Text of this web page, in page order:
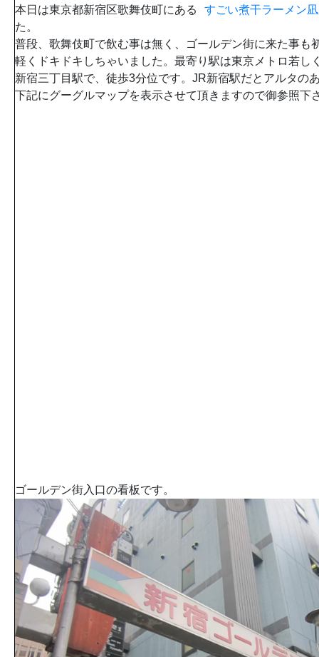
本日は東京都新宿区歌舞伎町にある
すごい煮干ラーメン
た。
普段、歌舞伎町で飲む事は無く、ゴールデン街に来た事も
軽くドキドキしちゃいました。最寄り駅は東京メトロ若し
新宿三丁目駅で、徒歩3分位です。JR新宿駅だとアルタの
下記にグーグルマップを表示させて頂きますので御参照下
ゴールデン街入口の看板です。